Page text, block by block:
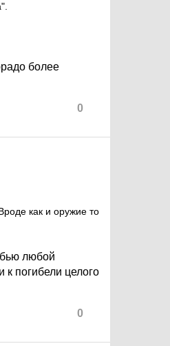
более
0
как и оружие то
любой
к погибели целого
0